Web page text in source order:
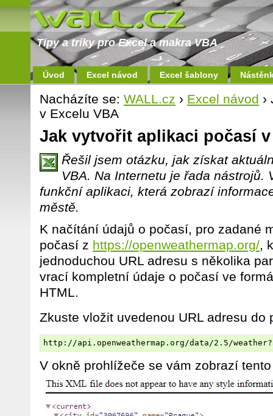
Tipy a triky pro Excel a makra VBA
Úvod Excel návod Excel šablony
Nacházíte se: WALL.cz › Excel návod ›
v Excelu VBA
Jak vytvořit aplikaci počasí
Řešil jsem otázku, jak získat
VBA. Na Internetu je řada nástrojů.
funkční aplikaci, která zobrazí
městě.
K načítání údajů o počasí, pro zadané
počasí z https://openweathermap.org/,
jednoduchou URL adresu s několika
vrací kompletní údaje o počasí ve
HTML.
Zkuste vložit uvedenou URL adresu do
http://api.openweathermap.org/data/2.5/
V okně prohlížeče se vám zobrazí